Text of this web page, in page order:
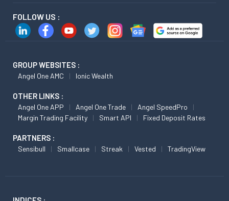
FOLLOW US :
GROUP WEBSITES :
Angel One AMC Ionic Wealth
OTHER LINKS :
Angel One APP Angel One Trade
Angel SpeedPro
Margin Trading Facility
Smart API Fixed Deposit Rates
PARTNERS :
Sensibull Smallcase Streak Vested TradingView